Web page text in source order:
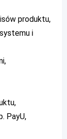
produktu,
i
PayU,